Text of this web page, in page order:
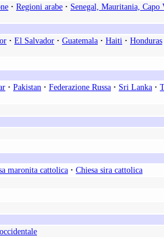
· Regioni arabe · Senegal, Mauritania, Capo
· El Salvador · Guatemala · Haiti · Honduras
· Pakistan · Federazione Russa · Sri Lanka ·
maronita cattolica · Chiesa sira cattolica